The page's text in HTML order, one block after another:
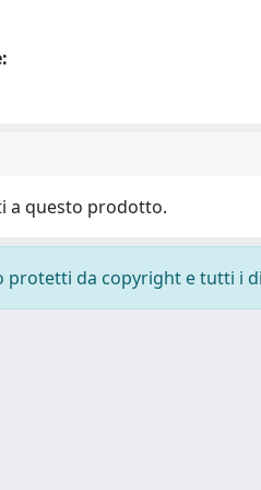
a questo prodotto.
protetti da copyright e tutti i